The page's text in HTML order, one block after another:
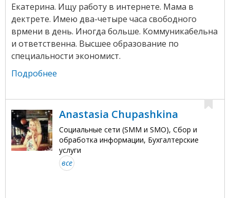
Екатерина. Ищу работу в интернете. Мама в
дектрете. Имею два-четыре часа свободного
врмени в день. Иногда больше. Коммуникабельна
и ответственна. Высшее образование по
специальности экономист.
Подробнее
Anastasia Chupashkina
Социальные сети (SMM и SMO), Сбор и
обработка информации, Бухгалтерские
услуги
все